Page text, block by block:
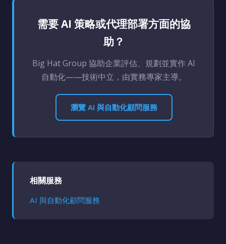
需要 AI 策略或代理部署方面的協
助？
Big Hat Group 協助企業評估、規劃並實作 AI
自動化——技術中立，由實務專家主導。
瀏覽 AI 與自動化顧問服務
相關服務
AI 與自動化顧問服務